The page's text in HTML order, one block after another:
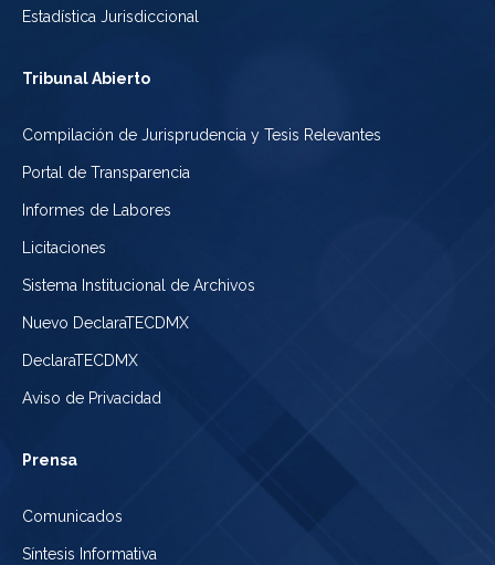
Estadística Jurisdiccional
Tribunal Abierto
Compilación de Jurisprudencia y Tesis Relevantes
Portal de Transparencia
Informes de Labores
Licitaciones
Sistema Institucional de Archivos
Nuevo DeclaraTECDMX
DeclaraTECDMX
Aviso de Privacidad
Prensa
Comunicados
Síntesis Informativa